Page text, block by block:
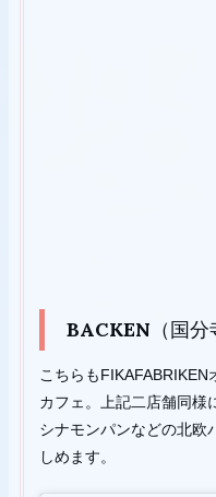
BACKEN （国分
こちらも
カフェ。上記二店舗同様
シナモンパンなどの北欧
しめます。